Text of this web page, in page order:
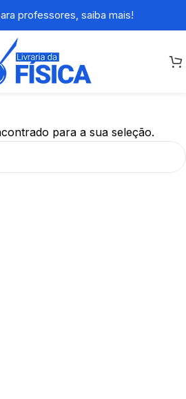
professores, saiba mais!
para a sua seleção.